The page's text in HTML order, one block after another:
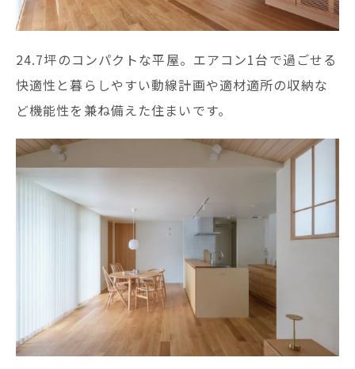
24.7坪のコンパクトな平屋。エアコン1台で過ごせる
快適性と暮らしやすい動線計画や適材適所の収納な
ど機能性を兼ね備えた住まいです。